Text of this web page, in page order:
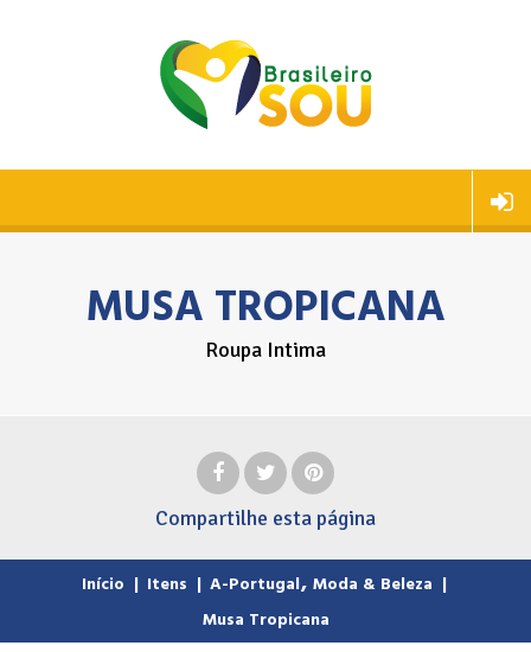
MUSA TROPICANA
Roupa Intima
Compartilhe esta página
Início | Itens | A-Portugal, Moda & Beleza |
Musa Tropicana